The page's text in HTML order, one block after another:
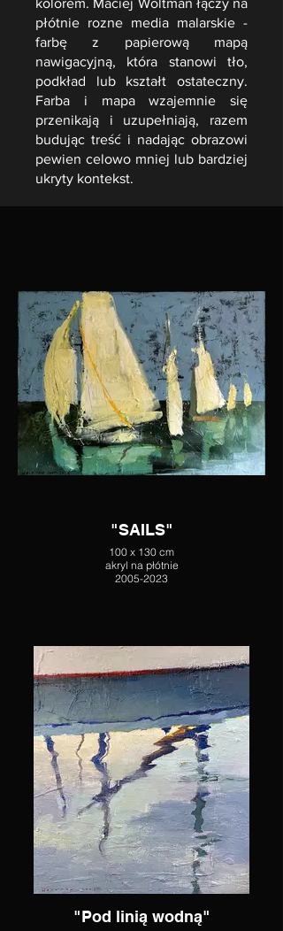
kolorem. Maciej Woltman łączy na
płótnie rozne media malarskie -
farbę z papierową mapą
nawigacyjną, która stanowi tło,
podkład lub kształt ostateczny.
Farba i mapa wzajemnie się
przenikają i uzupełniają, razem
budując treść i nadając obrazowi
pewien celowo mniej lub bardziej
ukryty kontekst.
"SAILS"
100 x 130 cm
akryl na płótnie
2005-2023
"Pod linią wodną"